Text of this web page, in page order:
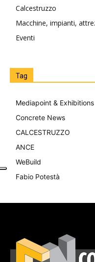
Calcestruzzo
Macchine, impianti,
Eventi
Tag
Mediapoint & Exhibitions
Concrete News
CALCESTRUZZO
ANCE
WeBuild
Fabio Potestà